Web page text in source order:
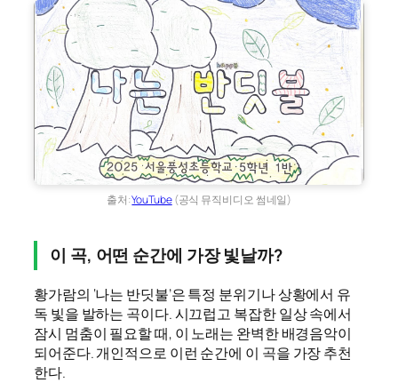
출처:YouTube(공식 뮤직비디오 썸네일)
이 곡, 어떤 순간에 가장 빛날까?
황가람의 ‘나는 반딧불’은 특정 분위기나 상황에서 유
독 빛을 발하는 곡이다. 시끄럽고 복잡한 일상 속에서
잠시 멈춤이 필요할 때, 이 노래는 완벽한 배경음악이
되어준다. 개인적으로 이런 순간에 이 곡을 가장 추천
한다.